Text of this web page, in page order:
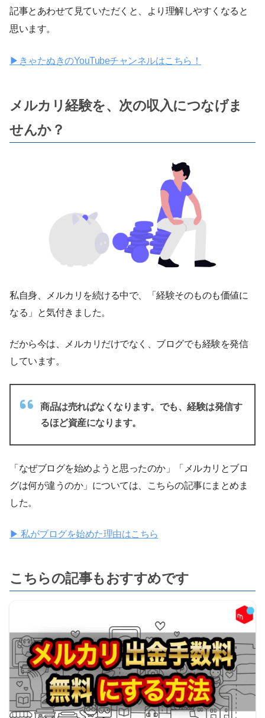
記事とあわせて見ていただくと、より理解しやすくなると
思います。
▶︎きゃたぬきのYouTubeチャンネルはこちら！
メルカリ経験を、次の収入につなげま
せんか？
私自身、メルカリを続ける中で、「経験そのものも価値に
なる」と気付きました。
だから今は、メルカリだけでなく、ブログでも経験を発信
しています。
商品は売ればなくなります。でも、経験は発信す
るほど資産になります。
「なぜブログを始めようと思ったのか」「メルカリとブロ
グは何が違うのか」については、こちらの記事にまとめま
した。
▶ 私がブログを始めた理由はこちら
こちらの記事もおすすめです